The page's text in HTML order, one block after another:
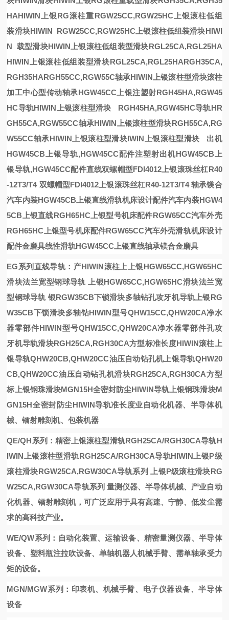
HAHIWIN上银RG滚柱重RGW25CC,RGW25HC上银滚柱低组
装滑块HIWIN RGW25CC,RGW25HC上银滚柱低组装滑块HIWI
N 载型滑块HIWIN上银滚柱低组装型滑块RGL25CA,RGL25HA
HIWIN上银滚柱低组装型滑块RGL25CA,RGL25HARGH35CA,
RGH35HARGH55CC,RGW55C轴承HIWIN上银滚柱型滑块滚柱
加工中心型传动轴承HGW45CC上银注塑射RGH45HA,RGW45
HC导轨HIWIN上银滚柱型滑块
RGH45HA,RGW45HC导轨HR
GH55CA,RGW55CC轴承HIWIN上银滚柱型滑块RGH55CA,RG
W55CC轴承HIWIN上银滚柱型滑块IWIN上银滚柱型滑块 出机
HGW45CB上银导轨,HGW45CC配件注塑射出机HGW45CB上
银导轨,HGW45CC配件直线双螺帽型FDI4012上银滚珠丝杠R40
-12T3/T4 双螺帽型FDI4012上银滚珠丝杠R40-12T3/T4轴承镁合
汽车内装HGW45CB上银直线滑轨机床设计配件汽车内装HGW4
5CB上银直线RGH65HC上银型号机床配件RGW65CC汽车外壳
RGH65HC上银型号机床配件RGW65CC汽车外壳滑轨机床设计
配件金磨具线性滑轨HGW45CC上银直线轴承镁合金磨具
EG系列直线导轨：产HIWIN滚柱 上 上银HGW65CC,HGW65HC
滑块法兰宽型钢球导轨
上银HGW65CC,HGW65HC滑块法兰宽
型钢球导轨 银RGW35CB下锁滑块多轴钻孔攻牙机导轨 上银RG
W35CB下锁滑块多轴钻HIWIN型号QHW15CC,QHW20CA净水
器零部件HIWIN型号QHW15CC,QHW20CA净水器零部件孔攻
牙机导轨滑块RGH25CA,RGH30CA方型标准长度HIWIN滚柱 上
银导轨QHW20CB,QHW20CC油压自动钻孔机上银导轨QHW20
CB,QHW20CC油压自动钻孔机滑块RGH25CA,RGH30CA方型
标 上银钢珠滑块MGN15H全密封防尘HIWIN导轨 上银钢珠滑块M
GN15H全密封防尘HIWIN导轨准长度业自动化机器、半导体机
械、镭射雕刻机、包装机器
QE/QH系列：精密上银滚柱型滑轨RGH25CA/RGH30CA导轨H
IWIN 上银滚柱型滑轨RGH25CA/RGH30CA导轨HIWIN 上银P级
滚柱滑块RGW25CA,RGW30CA导轨系列
上银P级滚柱滑块RG
W25CA,RGW30CA导轨系列 量测仪器、半导体机械、产业自动
化机器、镭射雕刻机，可广泛应用于具有高速、宁静、低发尘需
求的高科技产业。
WE/QW系列：自动化装置、运输设备、精密量测仪器、半导体
设备、塑料瓶注拉吹设备、单轴机器人机械手臂、需单轴承受力
矩的设备。
MGN/MGW系列：印表机、机械手臂、电子仪器设备、半导体
设备